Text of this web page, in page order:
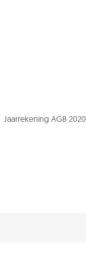
Jaarrekening AGB 2020